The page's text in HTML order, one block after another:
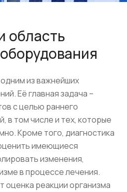
область
из важнейших
Её главная задача –
с целью раннего
в том числе и тех, которые
Кроме того, диагностика
имеющиеся
изменения,
в процессе лечения.
оценка реакции организма